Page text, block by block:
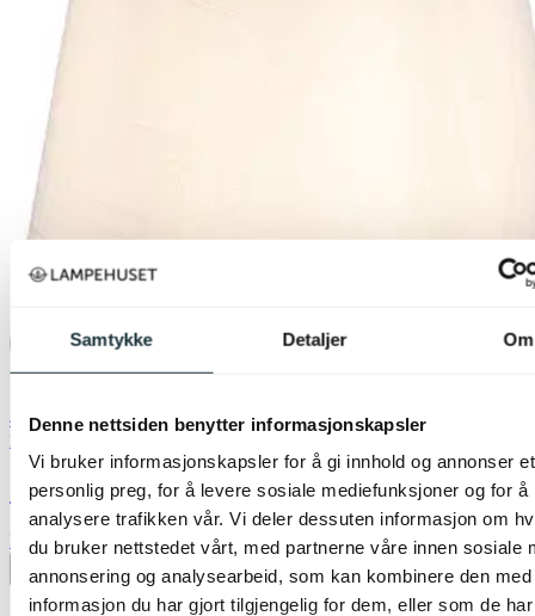
Samtykke Detaljer Om
Denne nettsiden benytter informasjonskapsler
Vi bruker informasjonskapsler for å gi innhold og annonser et
personlig preg, for å levere sosiale mediefunksjoner og for å
analysere trafikken vår. Vi deler dessuten informasjon om
du bruker nettstedet vårt, med partnerne våre innen sosiale
annonsering og analysearbeid, som kan kombinere den med
informasjon du har gjort tilgjengelig for dem, eller som de
40% ved kjøp av 2 eller flere
Nova Life
Celia skjerm oval 30cm hvit
kr 299,-
Legg til ønskeliste